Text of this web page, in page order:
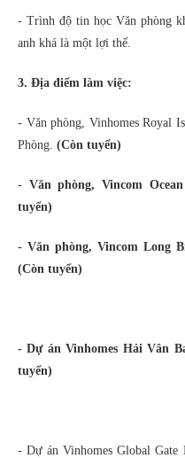
- Trình độ tin học Văn phòng
anh khá là một lợi thế.
3. Địa điểm làm việc:
- Văn phòng, Vinhomes Royal
Phòng. (Còn tuyển)
- Văn phòng, Vincom
tuyển)
- Văn phòng, Vincom Long
(Còn tuyển)
- Dự án Vinhomes Hải Vân
tuyển)
- Dự án Vinhomes Global Gate